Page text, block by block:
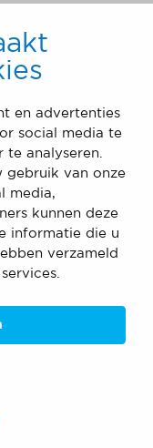
en advertenties
social media te
analyseren.
gebruik van onze
media,
kunnen deze
informatie die u
verzameld